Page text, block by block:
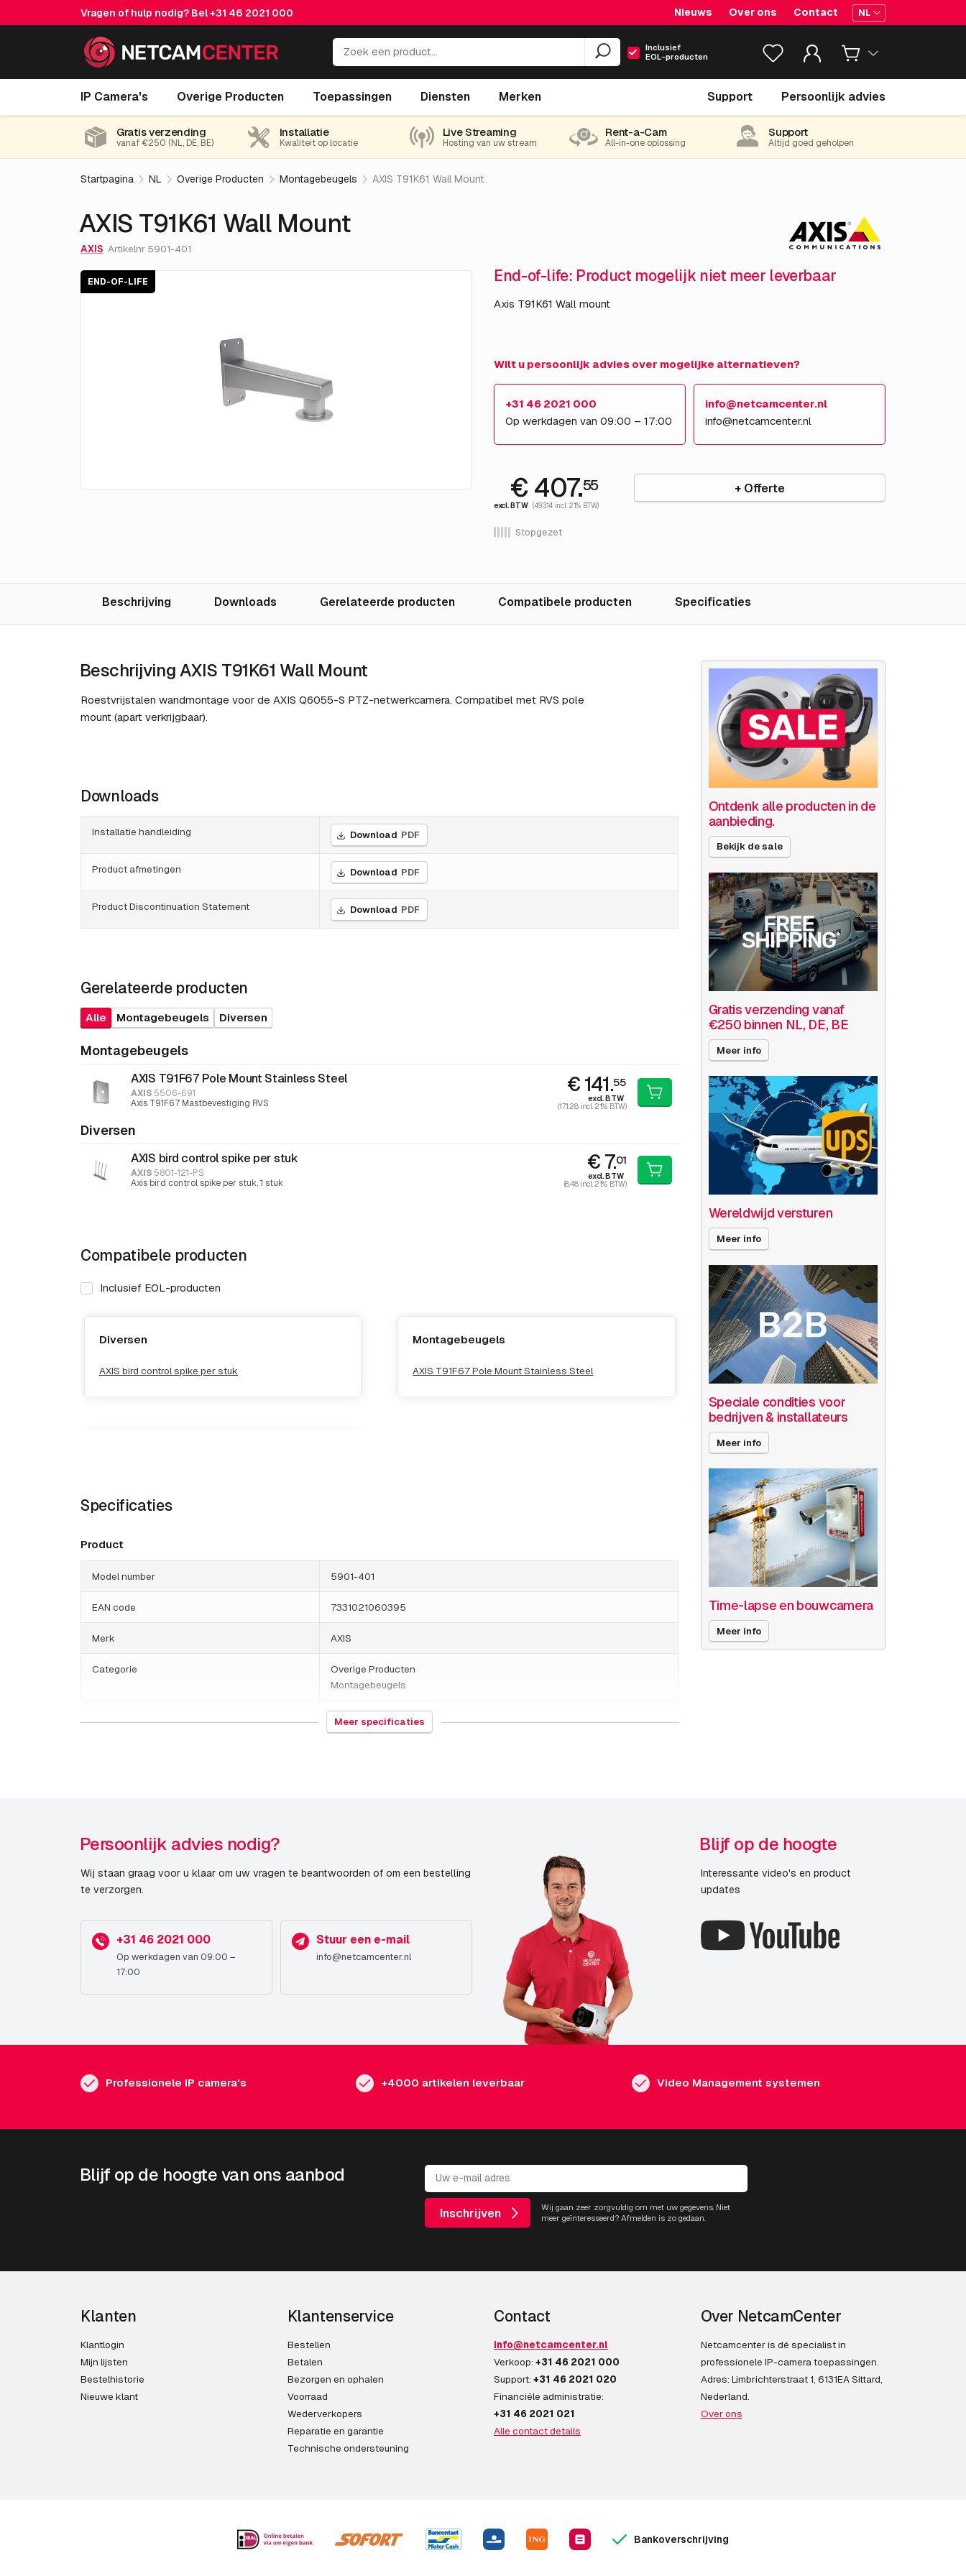
Vragen of hulp nodig? Bel+31 46 2021 000 Nieuws Over ons Contact NL
Inclusief
EOL-producten
IP Camera's Overige Producten Toepassingen Diensten Merken Support Persoonlijk advies
AXIS T91K61 Wall Mount End-of-life € 407.55
Gratis verzending
vanaf €250 (NL, DE, BE)
Installatie
Kwaliteit op locatie
Live Streaming
Hosting van uw stream
Rent-a-Cam
All-in-one oplossing
Support
Altijd goed geholpen
Startpagina NL Overige Producten Montagebeugels AXIS T91K61 Wall Mount
AXIS T91K61 Wall Mount
AXIS Artikelnr 5901-401
END-OF-LIFE End-of-life: Product mogelijk niet meer leverbaar
Axis T91K61 Wall mount
Wilt u persoonlijk advies over mogelijke alternatieven?
+31 46 2021 000
Op werkdagen van 09:00 – 17:00
info@netcamcenter.nl
info@netcamcenter.nl
€ 407.55
excl. BTW (493.14 incl. 21% BTW)
Stopgezet
+ Offerte
Beschrijving Downloads Gerelateerde producten Compatibele producten Specificaties
Beschrijving AXIS T91K61 Wall Mount
Roestvrijstalen wandmontage voor de AXIS Q6055-S PTZ-netwerkcamera. Compatibel met RVS pole
mount (apart verkrijgbaar).
Downloads
Installatie handleiding Download PDF
Product afmetingen Download PDF
Product Discontinuation Statement Download PDF
Gerelateerde producten
Alle Montagebeugels Diversen
Montagebeugels
AXIS T91F67 Pole Mount Stainless Steel
AXIS 5506-691
Axis T91F67 Mastbevestiging RVS
€ 141.55
excl. BTW
(171.28 incl. 21% BTW)
Diversen
AXIS bird control spike per stuk
AXIS 5801-121-PS
Axis bird control spike per stuk, 1 stuk
€ 7.01
excl. BTW
(8.48 incl. 21% BTW)
Compatibele producten
Inclusief EOL-producten
Diversen
AXIS bird control spike per stuk
Montagebeugels
AXIS T91F67 Pole Mount Stainless Steel
Specificaties
Product
Model number 5901-401
EAN code 7331021060395
Merk AXIS
Categorie
Overige Producten
Montagebeugels
830250
Montagebeugels
Publicatiedatum 18-07-2019
Meer specificaties
Ontdenk alle producten in de
aanbieding.
Bekijk de sale
Gratis verzending vanaf
€250 binnen NL, DE, BE
Meer info
Wereldwijd versturen
Meer info
Speciale condities voor
bedrijven & installateurs
Meer info
Time-lapse en bouwcamera
Meer info
Persoonlijk advies nodig?
Wij staan graag voor u klaar om uw vragen te beantwoorden of om een bestelling
te verzorgen.
+31 46 2021 000
Op werkdagen van 09:00 –
17:00
Stuur een e-mail
info@netcamcenter.nl
Blijf op de hoogte
Interessante video's en product
updates
Professionele IP camera's +4000 artikelen leverbaar Video Management systemen
Blijf op de hoogte van ons aanbod
Inschrijven
Wij gaan zeer zorgvuldig om met uw gegevens. Niet
meer geïnteresseerd? Afmelden is zo gedaan.
Klanten
Klantlogin
Mijn lijsten
Bestelhistorie
Nieuwe klant
Klantenservice
Bestellen
Betalen
Bezorgen en ophalen
Voorraad
Wederverkopers
Reparatie en garantie
Technische ondersteuning
Contact
info@netcamcenter.nl
Verkoop: +31 46 2021 000
Support: +31 46 2021 020
Financiële administratie:
+31 46 2021 021
Alle contact details
Over NetcamCenter
Netcamcenter is dé specialist in
professionele IP-camera toepassingen.
Adres: Limbrichterstraat 1, 6131EA Sittard,
Nederland.
Over ons
Bankoverschrijving